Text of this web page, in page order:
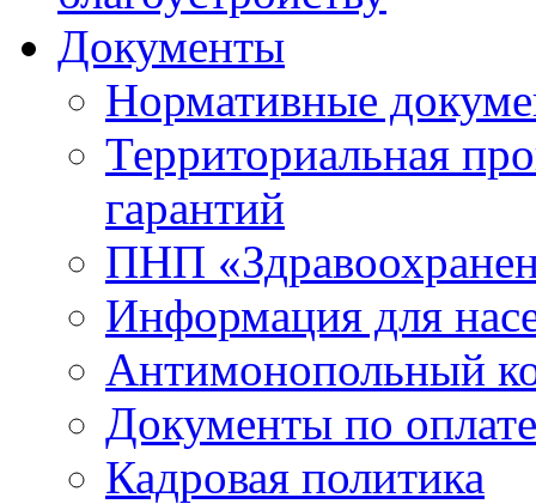
Документы
Нормативные
Территориальная
гарантий
ПНП
Информация для
Антимонопольный
Документы по
Кадровая политика